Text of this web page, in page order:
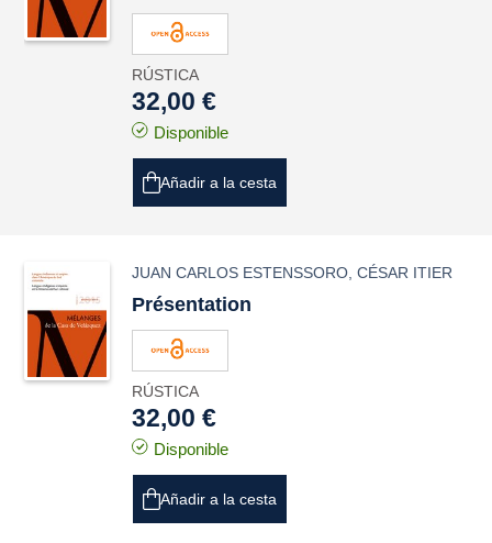
RÚSTICA
32,00 €
Disponible
Añadir a la cesta
JUAN CARLOS ESTENSSORO ,CÉSAR ITIER
Présentation
RÚSTICA
32,00 €
Disponible
Añadir a la cesta